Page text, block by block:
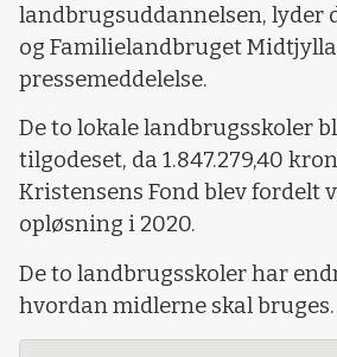
landbrugsuddannelsen, lyder
og Familielandbruget
pressemeddelelse.
De to lokale landbrugsskoler
tilgodeset, da 1.847.279,40
Kristensens Fond blev fordelt
opløsning i 2020.
De to landbrugsskoler har
hvordan midlerne skal bruges.